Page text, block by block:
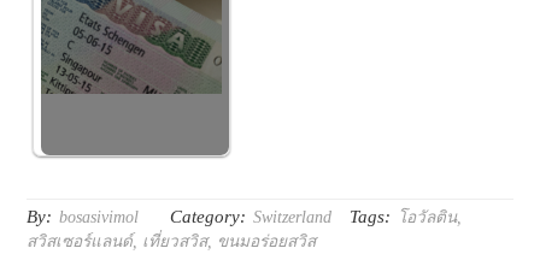
By: bosasivimol Category: Switzerland Tags: โอวัลติน,
สวิสเซอร์แลนด์, เที่ยวสวิส, ขนมอร่อยสวิส